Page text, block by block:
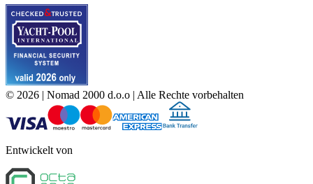
© 2026 | Nomad 2000 d.o.o | Alle Rechte vorbehalten
Entwickelt von